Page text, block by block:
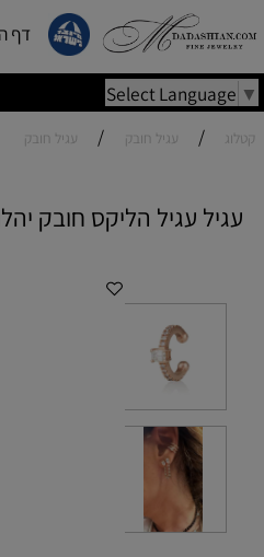
Select
דף הבית
עגיל חובק / עגיל חובק
עגיל הליקס חובק